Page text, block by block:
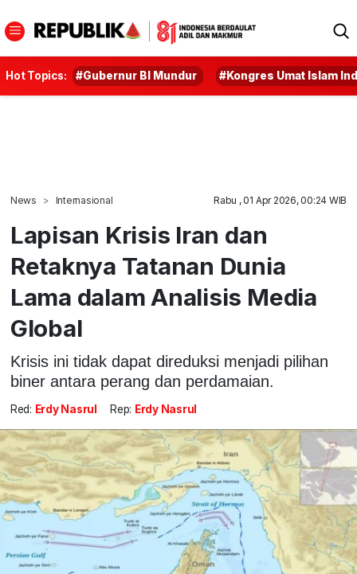
Hot Topics: #Gubernur BI Mundur #Kongres Umat Islam
News Internasional Rabu , 01 Apr 2026, 00:24 WIB
Lapisan Krisis Iran dan
Retaknya Tatanan Dunia
Lama dalam Analisis Media
Global
Krisis ini tidak dapat direduksi menjadi pilihan
biner antara perang dan perdamaian.
Red: Erdy Nasrul Rep: Erdy Nasrul